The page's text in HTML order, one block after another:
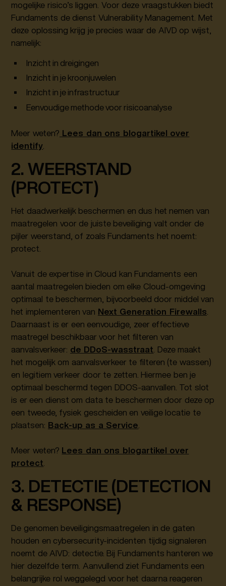
mogelijke risico’s liggen. Voor deze vraagstukken biedt
Fundaments de dienst Vulnerability Management. Met
deze oplossing krijg je precies waar de AIVD op wijst,
namelijk:
Inzicht in dreigingen
Inzicht in je kroonjuwelen
Inzicht in je infrastructuur
Eenvoudige methode voor risicoanalyse
Meer weten? Lees dan ons blogartikel over
identify
2. WEERSTAND
(PROTECT)
Het daadwerkelijk beschermen en dus het nemen van
maatregelen voor de juiste beveiliging valt onder de
pijler weerstand, of zoals Fundaments het noemt:
protect.
Vanuit de expertise in Cloud kan Fundaments een
aantal maatregelen bieden om elke Cloud-omgeving
optimaal te beschermen, bijvoorbeeld door middel van
het implementeren van Next Generation Firewalls
Daarnaast is er een eenvoudige, zeer effectieve
maatregel beschikbaar voor het filteren van
aanvalsverkeer: de DDoS-wasstraat . Deze maakt
het mogelijk om aanvalsverkeer te filteren (te wassen)
en legitiem verkeer door te zetten. Hiermee ben je
optimaal beschermd tegen DDOS-aanvallen. Tot slot
is er een dienst om data te beschermen door deze op
een tweede, fysiek gescheiden en veilige locatie te
plaatsen: Back-up as a Service
Meer weten? Lees dan ons blogartikel over
protect
3. DETECTIE (DETECTION
& RESPONSE)
De genomen beveiligingsmaatregelen in de gaten
houden en cybersecurity-incidenten tijdig signaleren
noemt de AIVD: detectie. Bij Fundaments hanteren we
hier dezelfde term. Aanvullend ziet Fundaments een
belangrijke rol weggelegd voor het daarna reageren